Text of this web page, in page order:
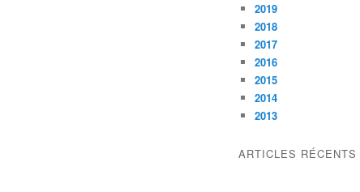
2019
2018
2017
2016
2015
2014
2013
ARTICLES RÉCENTS